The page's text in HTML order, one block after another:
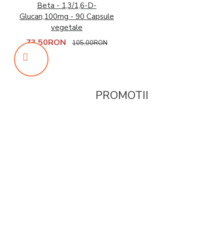
Beta - 1,3/1,6-D-
Glucan,100mg - 90 Capsule
vegetale
73,50RON 105,00RON
PROMOTII